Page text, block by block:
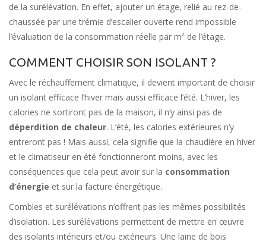
de la surélévation. En effet, ajouter un étage, relié au rez-de-
chaussée par une trémie d’escalier ouverte rend impossible
l’évaluation de la consommation réelle par m² de l’étage.
COMMENT CHOISIR SON ISOLANT ?
Avec le réchauffement climatique, il devient important de choisir
un isolant efficace l’hiver mais aussi efficace l’été. L’hiver, les
calories ne sortiront pas de la maison, il n’y ainsi pas de
déperdition de chaleur. L’été, les calories extérieures n’y
entreront pas ! Mais aussi, cela signifie que la chaudière en hiver
et le climatiseur en été fonctionneront moins, avec les
conséquences que cela peut avoir sur la consommation
d’énergie et sur la facture énergétique.
Combles et surélévations n’offrent pas les mêmes possibilités
d’isolation. Les surélévations permettent de mettre en œuvre
des isolants intérieurs et/ou extérieurs. Une laine de bois